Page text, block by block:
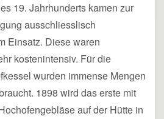
19. Jahrhunderts kamen zur
ausschliesslisch
Einsatz. Diese waren
kostenintensiv. Für die
wurden immense Mengen
1898 wird das erste mit
auf der Hütte in